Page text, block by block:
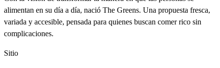
alimentan en su día a día, nació The Greens. Una propuesta fresca,
variada y accesible, pensada para quienes buscan comer rico sin
complicaciones.
Sitio